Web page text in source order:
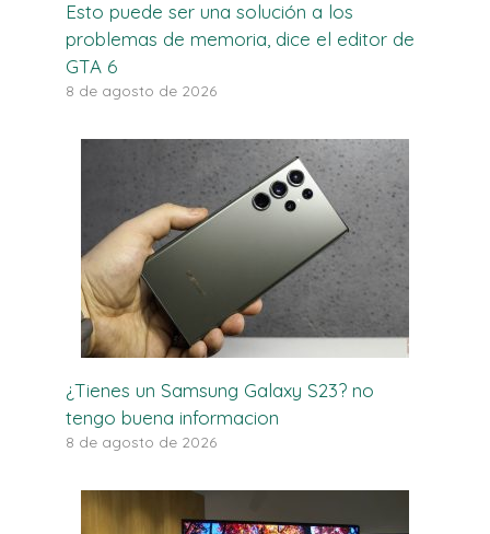
Esto puede ser una solución a los
problemas de memoria, dice el editor de
GTA 6
8 de agosto de 2026
¿Tienes un Samsung Galaxy S23? no
tengo buena informacion
8 de agosto de 2026